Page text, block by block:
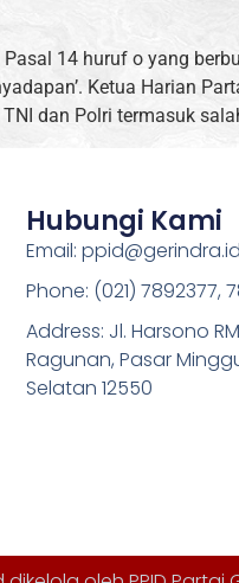
14 huruf o yang
Ketua Harian
dan Polri termasuk
Hubungi Kami
Email: ppid@gerindra.id
Phone: (021) 7892377,
Address: Jl. Harsono
Ragunan, Pasar
Selatan 12550